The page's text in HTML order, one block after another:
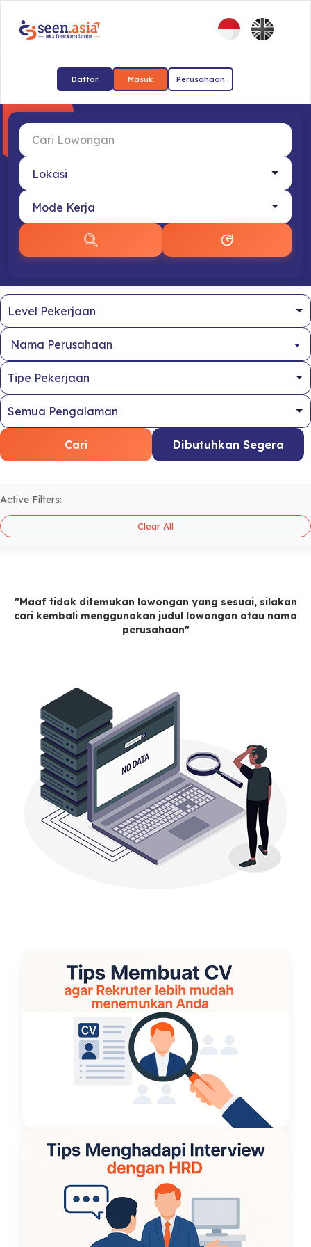
Daftar Masuk Perusahaan
Nama Perusahaan
Cari Dibutuhkan Segera
Active Filters:
Clear All
"Maaf tidak ditemukan lowongan yang sesuai, silakan
cari kembali menggunakan judul lowongan atau nama
perusahaan"